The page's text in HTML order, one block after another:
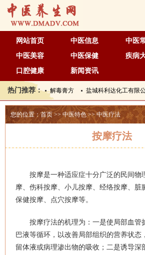
网站首页 中医信息 中医
中医美容
中医保健 疾病
口腔健康
新闻资讯
热门推荐： 解毒膏方 盐城科利达化工有限
您的位置：首页>> 中医特色>>中医疗法
按摩疗法
按摩是一种适应症十分广泛的民间物
摩、伤科按摩、小儿按摩、经络按摩、脏
保健按摩、点穴按摩等。
按摩疗法的机理为：一是使局部血管
巴液等循环，以改善局部组织的营养状态
留体液或病理渗出物的吸收；二是诱导深